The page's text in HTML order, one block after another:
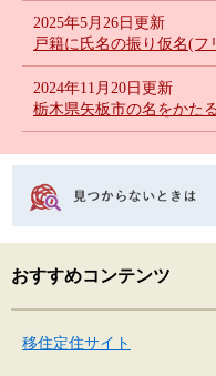
戸籍に氏名の振り仮名(
2025年5月26日更新
栃木県矢板市の名をかた
2024年11月20日更新
おすすめコンテンツ
移住定住サイト